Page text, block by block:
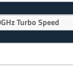
Turbo Speed